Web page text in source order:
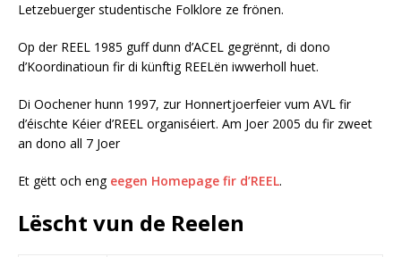
Letzebuerger studentische Folklore ze frönen.
Op der REEL 1985 guff dunn d’ACEL gegrënnt, di dono
d’Koordinatioun fir di künftig REELën iwwerholl huet.
Di Oochener hunn 1997, zur Honnertjoerfeier vum AVL fir
d’éischte Kéier d’REEL organiséiert. Am Joer 2005 du fir zweet
an dono all 7 Joer
Et gëtt och eng eegen Homepage fir d’REEL.
Lëscht vun de Reelen